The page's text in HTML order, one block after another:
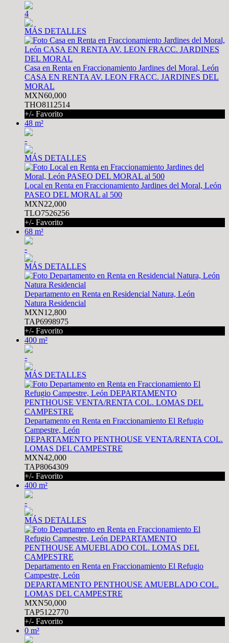
4
MÁS DETALLES
Casa en Renta en Fraccionamiento Jardines del Moral, León
CASA EN RENTA AV. LEON FRACC. JARDINES DEL
MORAL
MXN60,000
THO8112514
+/- Favorito
48 m²
-
MÁS DETALLES
Local en Renta en Fraccionamiento Jardines del Moral, León
PASEO DEL MORAL al 500
MXN22,000
TLO7526256
+/- Favorito
68 m²
-
MÁS DETALLES
Departamento en Renta en Residencial Natura, León
Natura Residencial
MXN12,800
TAP6998975
+/- Favorito
400 m²
-
MÁS DETALLES
Departamento en Renta en Fraccionamiento El Refugio
Campestre, León
DEPARTAMENTO PENTHOUSE VENTA/RENTA COL.
LOMAS DEL CAMPESTRE
MXN42,000
TAP8064309
+/- Favorito
400 m²
-
MÁS DETALLES
Departamento en Renta en Fraccionamiento El Refugio
Campestre, León
DEPARTAMENTO PENTHOUSE AMUEBLADO COL.
LOMAS DEL CAMPESTRE
MXN50,000
TAP5122770
+/- Favorito
0 m²